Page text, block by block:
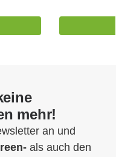
mehr!
an und
als auch den